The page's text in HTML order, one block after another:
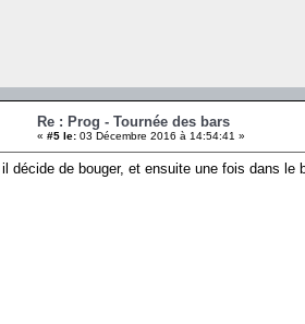
Re : Prog - Tournée des bars
« #5 le: 03 Décembre 2016 à 14:54:41 »
il décide de bouger, et ensuite une fois dans le